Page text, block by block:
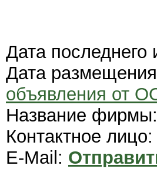
Дата последнего
Дата
объявления от
Название фирмы:
Контактное лицо:
E-Mail: